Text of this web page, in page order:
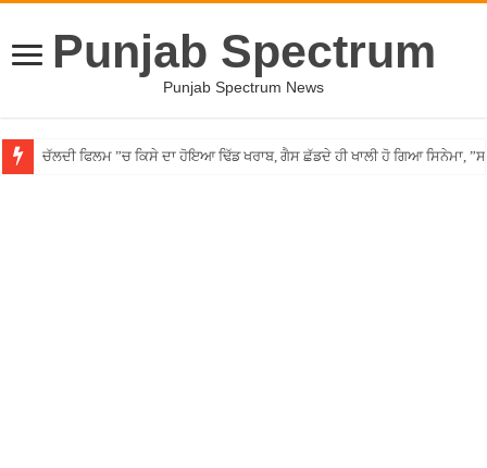
Punjab Spectrum
Punjab Spectrum News
ਚੱਲਦੀ ਫਿਲਮ ”ਚ ਕਿਸੇ ਦਾ ਹੋਇਆ ਢਿੱਡ ਖਰਾਬ, ਗੈਸ ਛੱਡਦੇ ਹੀ ਖਾਲੀ ਹੋ ਗਿਆ ਸਿਨੇਮਾ,